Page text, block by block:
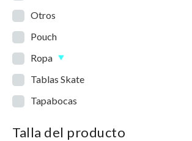
Otros
Pouch
Ropa
Tablas Skate
Tapabocas
Talla del producto